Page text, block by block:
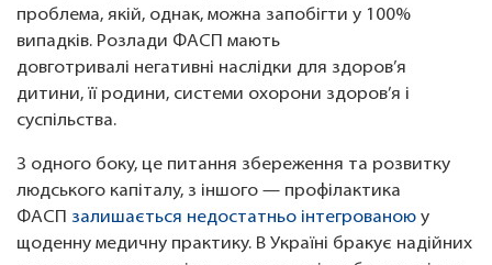
проблема, якій, однак, можна запобігти у 100%
випадків. Розлади ФАСП мають
довготривалі негативні наслідки для здоров’я
дитини, її родини, системи охорони здоров’я і
суспільства.
З одного боку, це питання збереження та розвитку
людського капіталу, з іншого — профілактика
ФАСП залишається недостатньо інтегрованою у
щоденну медичну практику. В Україні бракує надійних